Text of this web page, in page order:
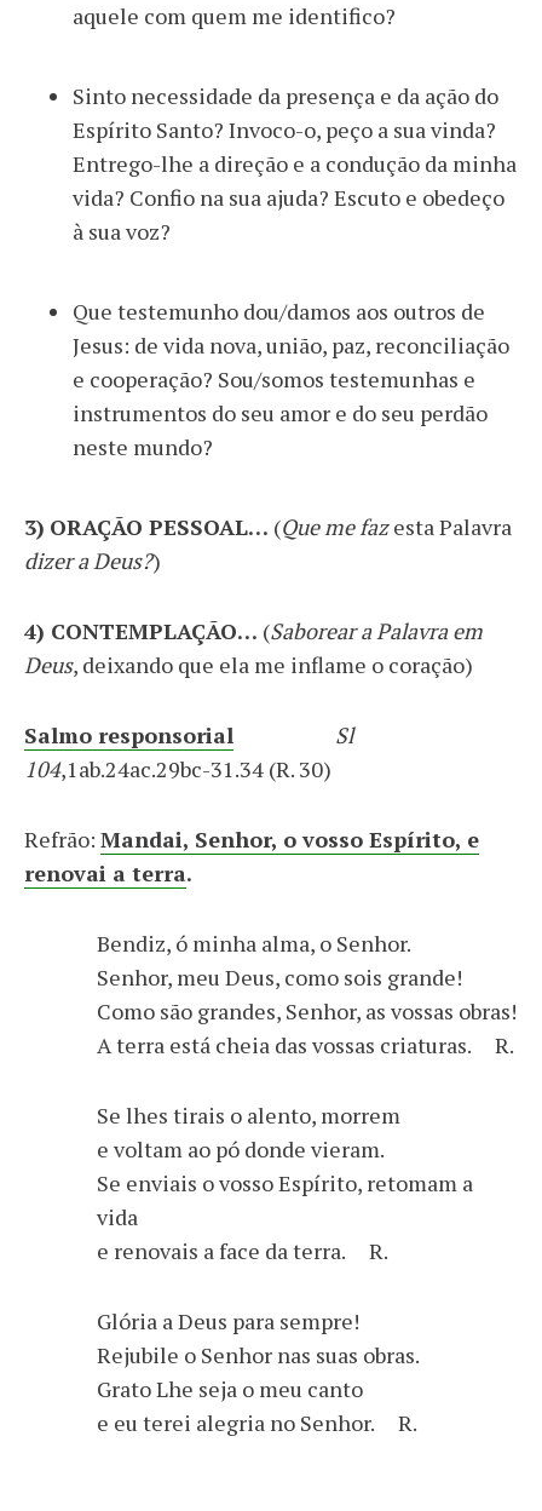
aquele com quem me identifico?
Sinto necessidade da presença e da ação do
Espírito Santo? Invoco-o, peço a sua vinda?
Entrego-lhe a direção e a condução da minha
vida? Confio na sua ajuda? Escuto e obedeço
à sua voz?
Que testemunho dou/damos aos outros de
Jesus: de vida nova, união, paz, reconciliação
e cooperação? Sou/somos testemunhas e
instrumentos do seu amor e do seu perdão
neste mundo?
3) ORAÇÃO PESSOAL… (Que me fazesta Palavra
dizer a Deus?)
4) CONTEMPLAÇÃO… (Saborear a Palavra em
Deus, deixando que ela me inflame o coração)
Salmo responsorial
Sl
104,1ab.24ac.29bc-31.34 (R. 30)
Refrão: Mandai, Senhor, o vosso Espírito, e
renovai a terra.
Bendiz, ó minha alma, o Senhor.
Senhor, meu Deus, como sois grande!
Como são grandes, Senhor, as vossas obras!
A terra está cheia das vossas criaturas. R.
Se lhes tirais o alento, morrem
e voltam ao pó donde vieram.
Se enviais o vosso Espírito, retomam a
vida
e renovais a face da terra. R.
Glória a Deus para sempre!
Rejubile o Senhor nas suas obras.
Grato Lhe seja o meu canto
e eu terei alegria no Senhor. R.